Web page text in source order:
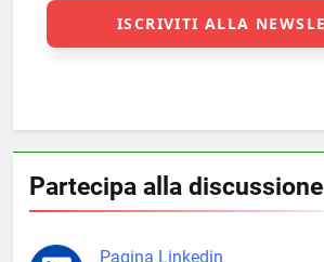
Partecipa alla discussione
Pagina Linkedin